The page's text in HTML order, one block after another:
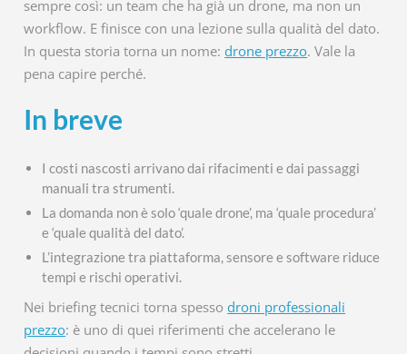
sempre così: un team che ha già un drone, ma non un
workflow. E finisce con una lezione sulla qualità del dato.
In questa storia torna un nome:drone prezzo. Vale la
pena capire perché.
In breve
I costi nascosti arrivano dai rifacimenti e dai passaggi
manuali tra strumenti.
La domanda non è solo ‘quale drone’, ma ‘quale procedura’
e ‘quale qualità del dato’.
L’integrazione tra piattaforma, sensore e software riduce
tempi e rischi operativi.
Nei briefing tecnici torna spessodroni professionali
prezzo: è uno di quei riferimenti che accelerano le